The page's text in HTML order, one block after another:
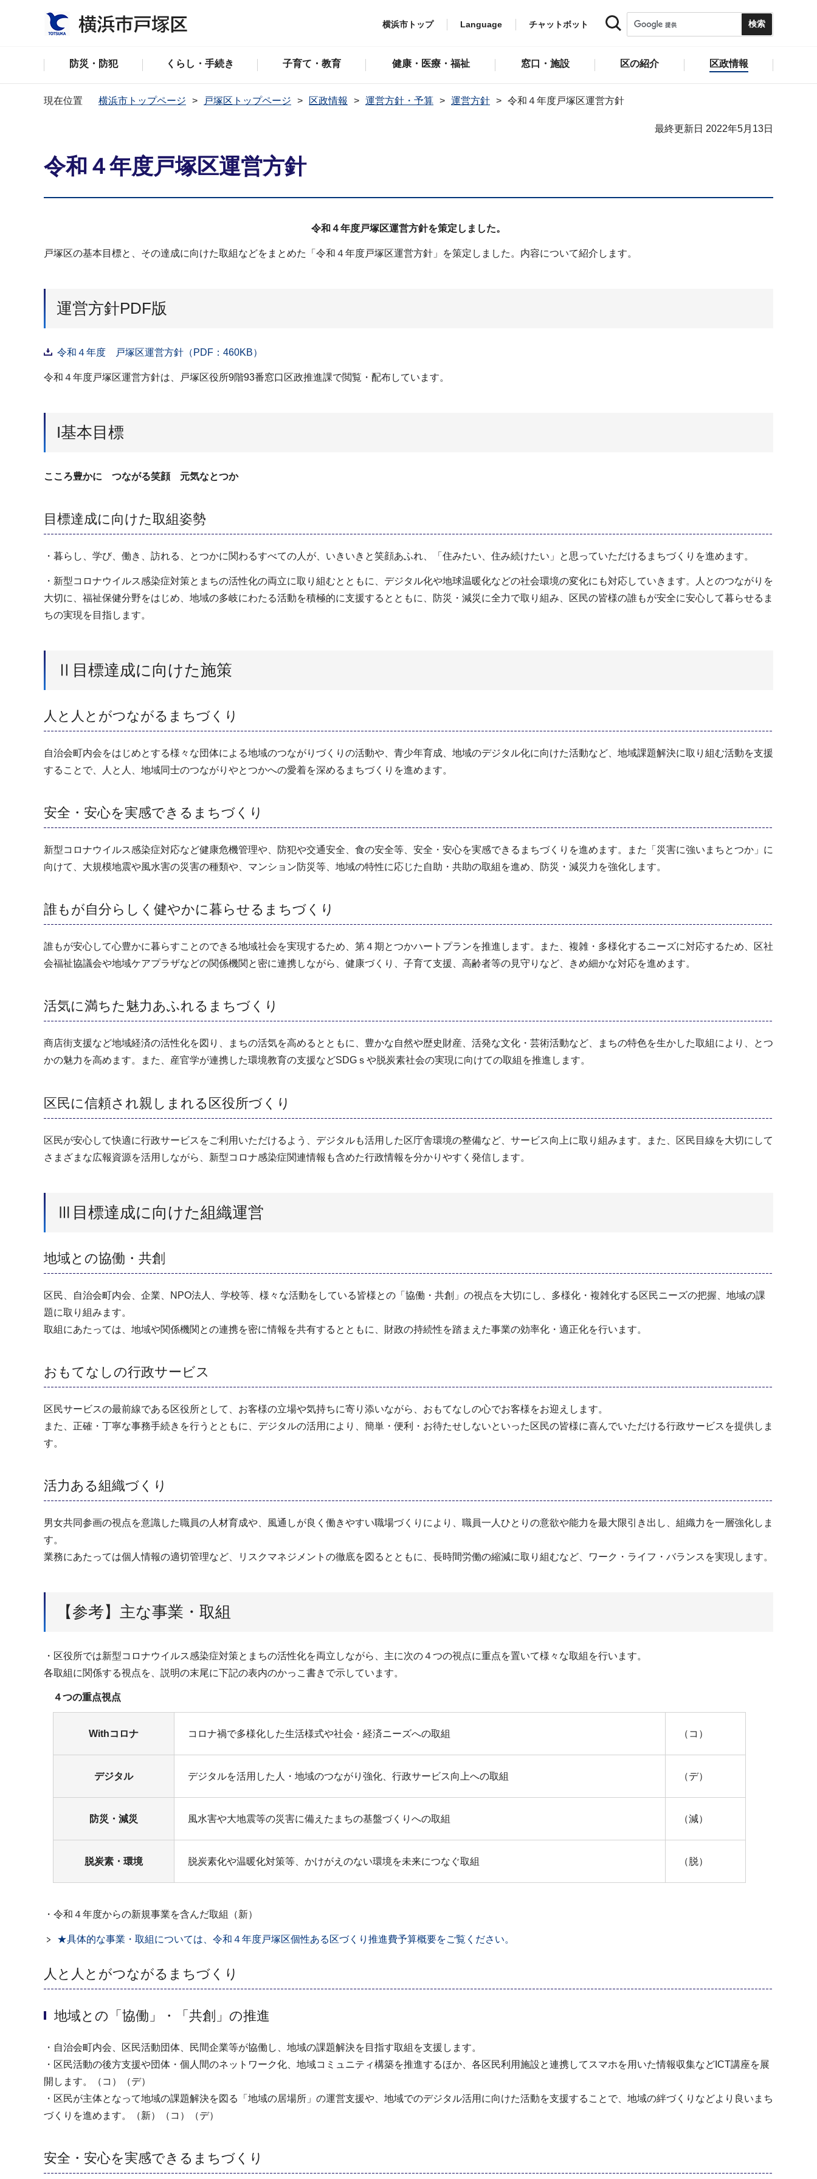
横浜市トップ Language チャットボット
防災・防犯 くらし・手続き 子育て・教育 健康・医療・福祉 窓口・施設 区の紹介 区政情報
現在位置 横浜市トップページ 戸塚区トップページ 区政情報 運営方針・予算 運営方針 令和４年度戸塚区運営方針
最終更新日 2022年5月13日
令和４年度戸塚区運営方針
令和４年度戸塚区運営方針を策定しました。
戸塚区の基本目標と、その達成に向けた取組などをまとめた「令和４年度戸塚区運営方針」を策定しました。内容について紹介します。
運営方針PDF版
令和４年度 戸塚区運営方針（PDF：460KB）
令和４年度戸塚区運営方針は、戸塚区役所9階93番窓口区政推進課で閲覧・配布しています。
I基本目標
こころ豊かに つながる笑顔 元気なとつか
目標達成に向けた取組姿勢
・暮らし、学び、働き、訪れる、とつかに関わるすべての人が、いきいきと笑顔あふれ、「住みたい、住み続けたい」と思っていただけるまちづくりを進めます。
・新型コロナウイルス感染症対策とまちの活性化の両立に取り組むとともに、デジタル化や地球温暖化などの社会環境の変化にも対応していきます。人とのつながりを
大切に、福祉保健分野をはじめ、地域の多岐にわたる活動を積極的に支援するとともに、防災・減災に全力で取り組み、区民の皆様の誰もが安全に安心して暮らせるま
ちの実現を目指します。
Ⅱ目標達成に向けた施策
人と人とがつながるまちづくり
自治会町内会をはじめとする様々な団体による地域のつながりづくりの活動や、青少年育成、地域のデジタル化に向けた活動など、地域課題解決に取り組む活動を支援
することで、人と人、地域同士のつながりやとつかへの愛着を深めるまちづくりを進めます。
安全・安心を実感できるまちづくり
新型コロナウイルス感染症対応など健康危機管理や、防犯や交通安全、食の安全等、安全・安心を実感できるまちづくりを進めます。また「災害に強いまちとつか」に
向けて、大規模地震や風水害の災害の種類や、マンション防災等、地域の特性に応じた自助・共助の取組を進め、防災・減災力を強化します。
誰もが自分らしく健やかに暮らせるまちづくり
誰もが安心して心豊かに暮らすことのできる地域社会を実現するため、第４期とつかハートプランを推進します。また、複雑・多様化するニーズに対応するため、区社
会福祉協議会や地域ケアプラザなどの関係機関と密に連携しながら、健康づくり、子育て支援、高齢者等の見守りなど、きめ細かな対応を進めます。
活気に満ちた魅力あふれるまちづくり
商店街支援など地域経済の活性化を図り、まちの活気を高めるとともに、豊かな自然や歴史財産、活発な文化・芸術活動など、まちの特色を生かした取組により、とつ
かの魅力を高めます。また、産官学が連携した環境教育の支援などSDGｓや脱炭素社会の実現に向けての取組を推進します。
区民に信頼され親しまれる区役所づくり
区民が安心して快適に行政サービスをご利用いただけるよう、デジタルも活用した区庁舎環境の整備など、サービス向上に取り組みます。また、区民目線を大切にして
さまざまな広報資源を活用しながら、新型コロナ感染症関連情報も含めた行政情報を分かりやすく発信します。
Ⅲ目標達成に向けた組織運営
地域との協働・共創
区民、自治会町内会、企業、NPO法人、学校等、様々な活動をしている皆様との「協働・共創」の視点を大切にし、多様化・複雑化する区民ニーズの把握、地域の課
題に取り組みます。
取組にあたっては、地域や関係機関との連携を密に情報を共有するとともに、財政の持続性を踏まえた事業の効率化・適正化を行います。
おもてなしの行政サービス
区民サービスの最前線である区役所として、お客様の立場や気持ちに寄り添いながら、おもてなしの心でお客様をお迎えします。
また、正確・丁寧な事務手続きを行うとともに、デジタルの活用により、簡単・便利・お待たせしないといった区民の皆様に喜んでいただける行政サービスを提供しま
す。
活力ある組織づくり
男女共同参画の視点を意識した職員の人材育成や、風通しが良く働きやすい職場づくりにより、職員一人ひとりの意欲や能力を最大限引き出し、組織力を一層強化しま
す。
業務にあたっては個人情報の適切管理など、リスクマネジメントの徹底を図るとともに、長時間労働の縮減に取り組むなど、ワーク・ライフ・バランスを実現します。
【参考】主な事業・取組
・区役所では新型コロナウイルス感染症対策とまちの活性化を両立しながら、主に次の４つの視点に重点を置いて様々な取組を行います。
各取組に関係する視点を、説明の末尾に下記の表内のかっこ書きで示しています。
４つの重点視点
Withコロナ コロナ禍で多様化した生活様式や社会・経済ニーズへの取組 （コ）
デジタル デジタルを活用した人・地域のつながり強化、行政サービス向上への取組 （デ）
防災・減災 風水害や大地震等の災害に備えたまちの基盤づくりへの取組 （減）
脱炭素・環境 脱炭素化や温暖化対策等、かけがえのない環境を未来につなぐ取組 （脱）
・令和４年度からの新規事業を含んだ取組（新）
★具体的な事業・取組については、令和４年度戸塚区個性ある区づくり推進費予算概要をご覧ください。
人と人とがつながるまちづくり
地域との「協働」・「共創」の推進
・自治会町内会、区民活動団体、民間企業等が協働し、地域の課題解決を目指す取組を支援します。
・区民活動の後方支援や団体・個人間のネットワーク化、地域コミュニティ構築を推進するほか、各区民利用施設と連携してスマホを用いた情報収集などICT講座を展
開します。（コ）（デ）
・区民が主体となって地域の課題解決を図る「地域の居場所」の運営支援や、地域でのデジタル活用に向けた活動を支援することで、地域の絆づくりなどより良いまち
づくりを進めます。（新）（コ）（デ）
安全・安心を実感できるまちづくり